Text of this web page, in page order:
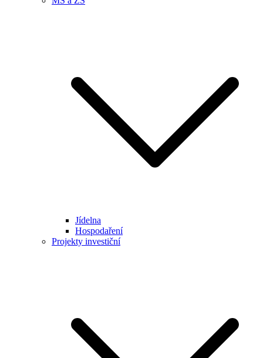
Jídelna
Hospodaření
Projekty investiční